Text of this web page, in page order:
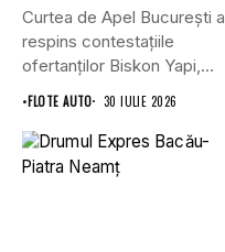
Curtea de Apel București a
respins contestațiile
ofertanților Biskon Yapi,
Straco și...
•FLOTE AUTO 30 IULIE 2026